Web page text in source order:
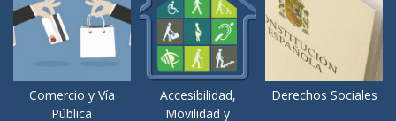
Comercio y Vía
Pública
Accesibilidad,
Movilidad y
Derechos Sociales